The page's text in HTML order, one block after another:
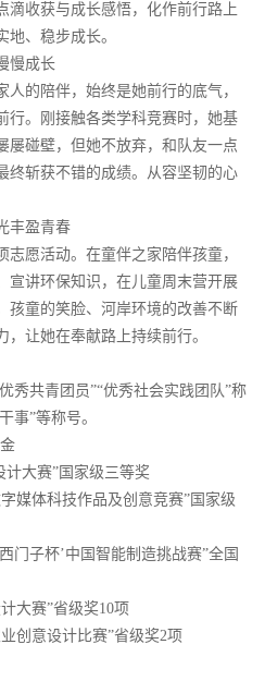
滴收获与成长感悟，化作前行路上
、稳步成长。
慢成长
的陪伴，始终是她前行的底气，
行。刚接触各类学科竞赛时，她基
屡碰壁，但她不放弃，和队友一点
终斩获不错的成绩。从容坚韧的心
丰盈青春
志愿活动。在童伴之家陪伴孩童，
宣讲环保知识，在儿童周末营开展
孩童的笑脸、河岸环境的改善不断
，让她在奉献路上持续前行。
秀共青团员”“优秀社会实践团队”称
事”等称号。
计大赛”国家级三等奖
媒体科技作品及创意竞赛”国家级
门子杯’中国智能制造挑战赛”全国
大赛”省级奖10项
创意设计比赛”省级奖2项